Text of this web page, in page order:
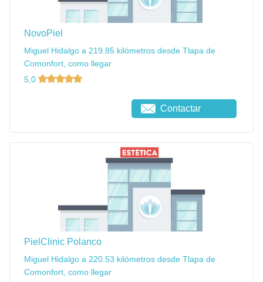
NovoPiel
Miguel Hidalgo a 219.85 kilómetros desde Tlapa de
Comonfort, como llegar
5,0
Contactar
PielClinic Polanco
Miguel Hidalgo a 220.53 kilómetros desde Tlapa de
Comonfort, como llegar